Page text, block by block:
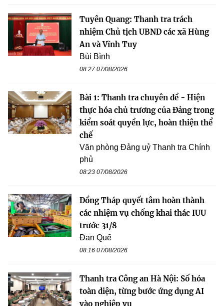
Tuyên Quang: Thanh tra trách
nhiệm Chủ tịch UBND các xã Hùng
An và Vĩnh Tuy
Bùi Bình
08:27 07/08/2026
Bài 1: Thanh tra chuyên đề - Hiện
thực hóa chủ trương của Đảng trong
kiểm soát quyền lực, hoàn thiện thể
chế
Văn phòng Đảng uỷ Thanh tra Chính
phủ
08:23 07/08/2026
Đồng Tháp quyết tâm hoàn thành
các nhiệm vụ chống khai thác IUU
trước 31/8
Đan Quế
08:16 07/08/2026
Thanh tra Công an Hà Nội: Số hóa
toàn diện, từng bước ứng dụng AI
vào nghiệp vụ